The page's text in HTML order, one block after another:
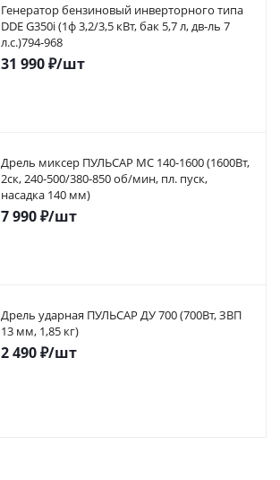
Генератор бензиновый инверторного типа
DDE G350i (1ф 3,2/3,5 кВт, бак 5,7 л, дв-ль 7
л.с.)794-968
31 990₽/шт
Дрель миксер ПУЛЬСАР МС 140-1600 (1600Вт,
2ск, 240-500/380-850 об/мин, пл. пуск,
насадка 140 мм)
7 990₽/шт
Дрель ударная ПУЛЬСАР ДУ 700 (700Вт, ЗВП
13 мм, 1,85 кг)
2 490₽/шт